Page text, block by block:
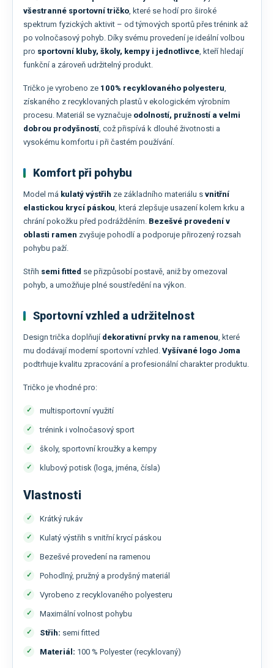
všestranné sportovní tričko, které se hodí pro široké
spektrum fyzických aktivit – od týmových sportů přes trénink až
po volnočasový pohyb. Díky svému provedení je ideální volbou
pro sportovní kluby, školy, kempy i jednotlivce, kteří hledají
funkční a zároveň udržitelný produkt.
Tričko je vyrobeno ze 100% recyklovaného polyesteru,
získaného z recyklovaných plastů v ekologickém výrobním
procesu. Materiál se vyznačuje odolností, pružností a velmi
dobrou prodyšností, což přispívá k dlouhé životnosti a
vysokému komfortu i při častém používání.
Komfort při pohybu
Model má kulatý výstřih ze základního materiálu s vnitřní
elastickou krycí páskou, která zlepšuje usazení kolem krku a
chrání pokožku před podrážděním. Bezešvé provedení v
oblasti ramen zvyšuje pohodlí a podporuje přirozený rozsah
pohybu paží.
Střih semi fitted se přizpůsobí postavě, aniž by omezoval
pohyb, a umožňuje plné soustředění na výkon.
Sportovní vzhled a udržitelnost
Design trička doplňují dekorativní prvky na ramenou, které
mu dodávají moderní sportovní vzhled. Vyšívané logo Joma
podtrhuje kvalitu zpracování a profesionální charakter produktu.
Tričko je vhodné pro:
multisportovní využití
trénink i volnočasový sport
školy, sportovní kroužky a kempy
klubový potisk (loga, jména, čísla)
Vlastnosti
Krátký rukáv
Kulatý výstřih s vnitřní krycí páskou
Bezešvé provedení na ramenou
Pohodlný, pružný a prodyšný materiál
Vyrobeno z recyklovaného polyesteru
Maximální volnost pohybu
Střih: semi fitted
Materiál: 100 % Polyester (recyklovaný)